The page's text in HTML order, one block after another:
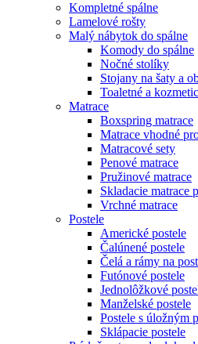
Kompletné spálne
Lamelové rošty
Malý nábytok do spálne
Komody do spálne
Nočné stolíky
Stojany na šaty a
Toaletné a
Matrace
Boxspring matrace
Matrace vhodné
Matracové sety
Penové matrace
Pružinové matrace
Skladacie matrace
Vrchné matrace
Postele
Americké postele
Čalúnené postele
Čelá a rámy na
Futónové postele
Jednolôžkové
Manželské postele
Postele s úložným
Sklápacie postele